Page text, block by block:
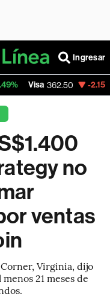
Ingresar
-2.15%
no
ventas
Virginia, dijo
21 meses de